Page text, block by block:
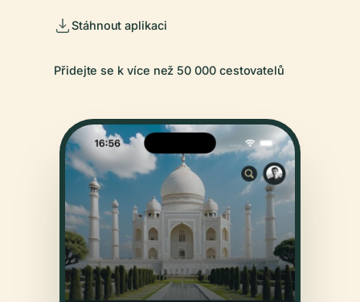
Stáhnout aplikaci
Přidejte se k více než 50 000 cestovatelů